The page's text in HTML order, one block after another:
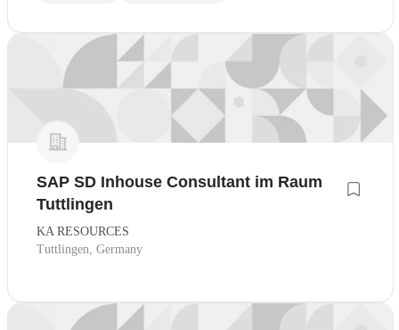
SAP SD Inhouse Consultant im Raum
Tuttlingen
KA RESOURCES
Tuttlingen, Germany